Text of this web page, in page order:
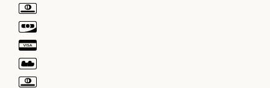
LES
GOURMANDISES